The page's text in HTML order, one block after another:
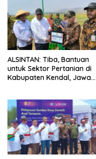
ALSINTAN: Tiba, Bantuan
untuk Sektor Pertanian di
Kabupaten Kendal, Jawa